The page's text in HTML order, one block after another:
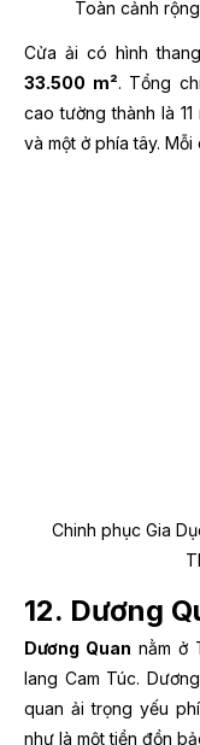
Toàn cảnh
Cửa ải có hình
33.500 m². Tổng
cao tường thành là
và một ở phía tây.
Chinh phục Gia
12. Dương
Dương Quan nằm ở
lang Cam Túc.
quan ải trọng yếu
như là một tiền đồn